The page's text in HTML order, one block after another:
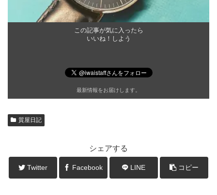
この記事が気に入ったら
いいね！しよう
最新情報をお届けします。
質屋日記
シェアする
Twitter Facebook LINE コピー